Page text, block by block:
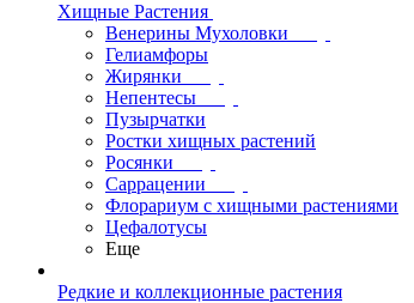
Хищные Растения
Венерины Мухоловки
Гелиамфоры
Жирянки
Непентесы
Пузырчатки
Ростки хищных растений
Росянки
Саррацении
Флорариум с хищными растениями
Цефалотусы
Еще
Редкие и коллекционные растения